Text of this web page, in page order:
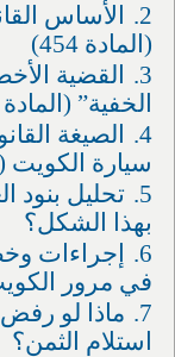
2.
الأساس
(المادة 454)
3.
القضية
الخفية” (المادة 477)
4.
الصيغة
سيارة الكويت
5. تحليل بنود
بهذا الشكل؟
6.
إجراءات
في مرور
7.
ماذا لو رفض
استلام الثمن؟